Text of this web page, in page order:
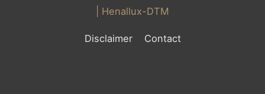
| Henallux-DTM
Disclaimer Contact